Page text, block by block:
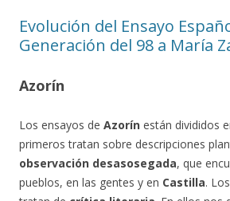
Evolución del Ensayo
Generación del 98 a María
Azorín
Los ensayos de Azorín están divididos
primeros tratan sobre descripciones
observación desasosegada, que
pueblos, en las gentes y en Castilla.